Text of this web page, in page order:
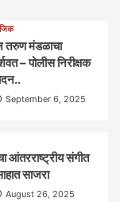
तरुण मंडळाचा
– पोलीस निरीक्षक
September 6, 2025
आंतरराष्ट्रीय संगीत
साजरा
August 26, 2025